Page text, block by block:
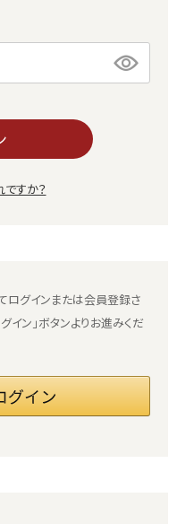
すか？
グインまたは会員登録さ
イン」ボタンよりお進みくだ